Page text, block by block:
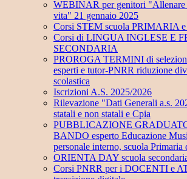
WEBINAR per genitori "Allenare
vita" 21 gennaio 2025
Corsi STEM scuola PRIMARIA
Corsi di LINGUA INGLESE E
SECONDARIA
PROROGA TERMINI di
esperti e tutor-PNRR riduzione
scolastica
Iscrizioni A.S. 2025/2026
Rilevazione "Dati Generali a.s.
statali e non statali e Cpia
PUBBLICAZIONE
BANDO esperto Educazione
personale interno, scuola
ORIENTA DAY scuola
Corsi PNRR per i DOCENTI e